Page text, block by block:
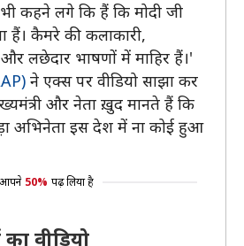
कहने लगे कि हैं कि मोदी जी
हैं। कैमरे की कलाकारी,
और लछेदार भाषणों में माहिर हैं।'
ने एक्स पर वीडियो साझा कर
और नेता ख़ुद मानते हैं कि
अभिनेता इस देश में ना कोई हुआ
आपने 50% पढ़ लिया है
वीडियो